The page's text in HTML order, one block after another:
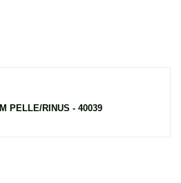
PELLE/RINUS - 40039